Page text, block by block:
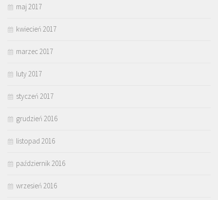
maj 2017
kwiecień 2017
marzec 2017
luty 2017
styczeń 2017
grudzień 2016
listopad 2016
październik 2016
wrzesień 2016